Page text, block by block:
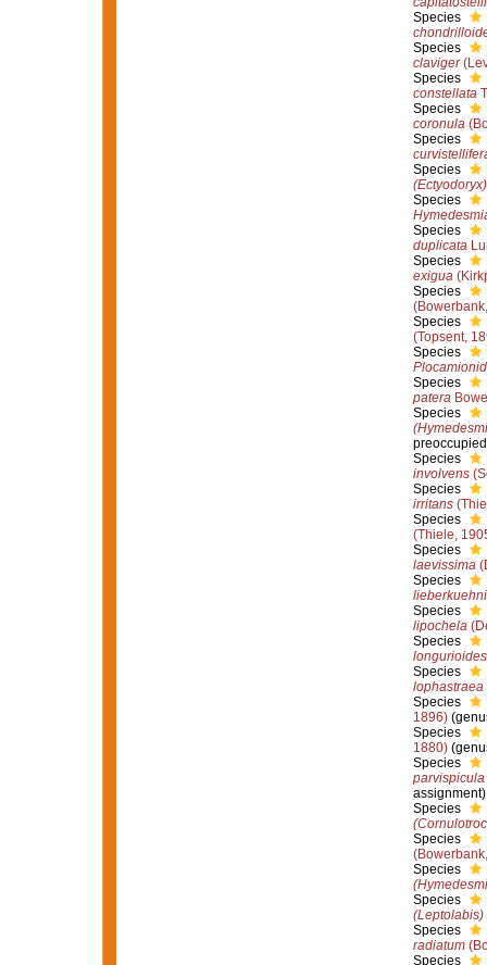
Species
Species
claviger
Species
constellata
Species
coronula
Species
Species
Species
Species
duplicata
Species
exigua
Species
Species
(Topsent,
Species
Species
patera
Species
Species
involvens
Species
irritans
Species
(Thiele,
Species
laevissima
Species
lieberkuehni
Species
lipochela
Species
longurioides
Species
lophastraea
Species
1896)
Species
1880)
Species
parvispicula
assignment)
Species
Species
Species
Species
(Leptolabis)
Species
radiatum
Species